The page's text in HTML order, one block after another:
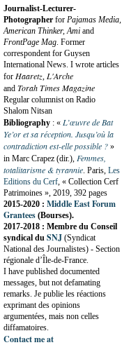
Journalist-Lecturer-
Photographer for Pajamas Media,
American Thinker, Ami and
FrontPage Mag. Former
correspondent for Guysen
International News. I wrote articles
for Haaretz, L'Arche
and Torah Times Magazine
Regular columnist on Radio
Shalom Nitsan
Bibliography : « L’œuvre de Bat
Ye’or et sa réception. Jusqu’où la
contradiction est-elle possible ? »
in Marc Crapez (dir.), Femmes,
totalitarisme & tyrannie. Paris, Les
Editions du Cerf, « Collection Cerf
Patrimoines », 2019, 392 pages
2015-2020 : Middle East Forum
Grantees (Bourses).
2017-2018 : Membre du Conseil
syndical du SNJ (Syndicat
National des Journalistes) - Section
régionale d’Île-de-France.
I have published documented
messages, but not defamating
remarks. Je publie les réactions
exprimant des opinions
argumentées, mais non celles
diffamatoires.
Contact me at